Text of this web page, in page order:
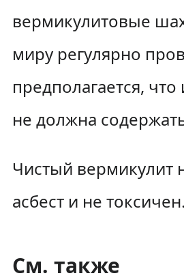
вермикулитовые
миру регулярно
предполагается,
не должна
Чистый вермикулит
асбест и не токсичен.
См. также